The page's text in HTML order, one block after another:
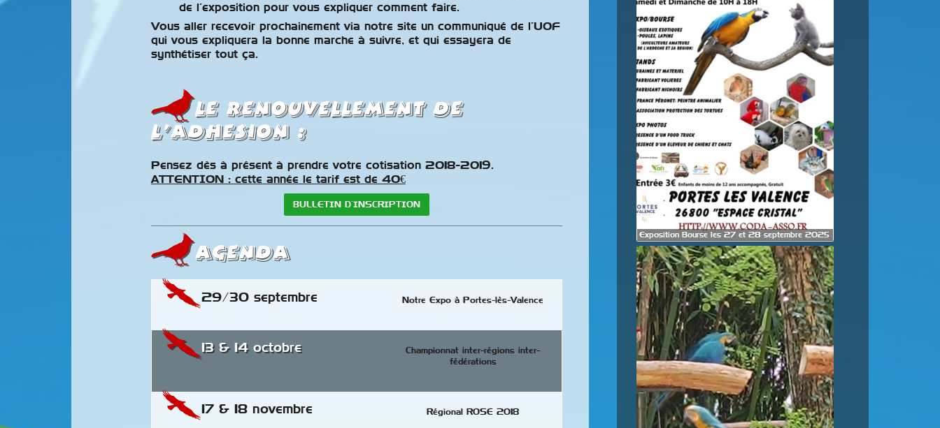
de l’exposition pour vous expliquer comment faire.
Vous aller recevoir prochainement via notre site un communiqué de l’UOF
qui vous expliquera la bonne marche à suivre, et qui essayera de
synthétiser tout ça.
le renouvellement de
l’adhesion :
Pensez dès à présent à prendre votre cotisation 2018-2019.
ATTENTION : cette année le tarif est de 40€
BULLETIN D’INSCRIPTION
AGENDA
29/30 septembre Notre Expo à Portes-lès-Valence
13 & 14 octobre
Championnat inter-régions inter-
fédérations
17 & 18 novembre Régional ROSE 2018
Exposition Bourse les 27 et 28 septembre 2025